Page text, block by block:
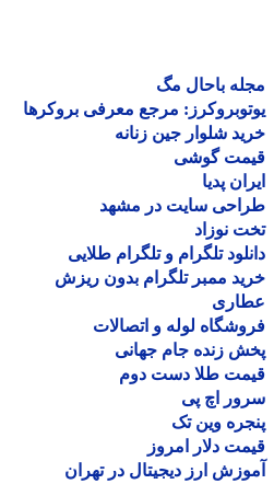
باحال مگ
مرجع معرفی بروکرها
شلوار جین زنانه
گوشی
پدیا
سایت در مشهد
نوزاد
تلگرام و تلگرام طلایی
ممبر تلگرام بدون ریزش
لوله و اتصالات
زنده جام جهانی
طلا دست دوم
اچ پی
وین تک
دلار امروز
ارز دیجیتال در تهران